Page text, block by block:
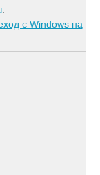
.